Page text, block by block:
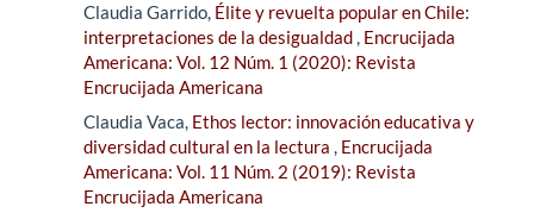
Claudia Garrido, Élite y revuelta popular en Chile:
interpretaciones de la desigualdad, Encrucijada
Americana: Vol. 12 Núm. 1 (2020): Revista
Encrucijada Americana
Claudia Vaca, Ethos lector: innovación educativa y
diversidad cultural en la lectura , Encrucijada
Americana: Vol. 11 Núm. 2 (2019): Revista
Encrucijada Americana